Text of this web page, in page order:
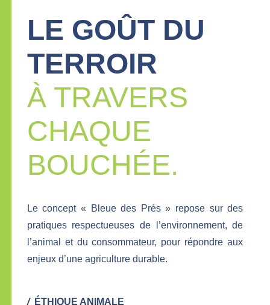
LE GOÛT DU
TERROIR
À TRAVERS
CHAQUE
BOUCHÉE.
Le concept « Bleue des Prés » repose sur des
pratiques respectueuses de l’environnement, de
l’animal et du consommateur, pour répondre aux
enjeux d’une agriculture durable.
/ ÉTHIQUE ANIMALE